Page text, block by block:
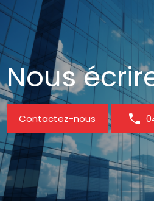
Nous
Contactez-nous